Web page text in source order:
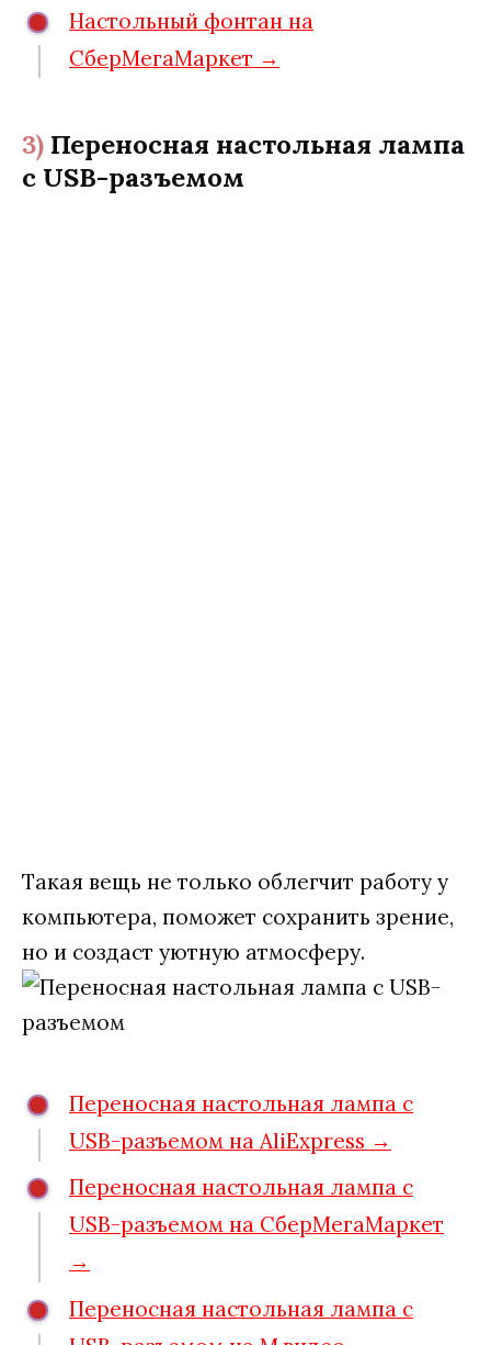
Настольный фонтан на
СберМегаМаркет →
3) Переносная настольная лампа
с USB-разъемом
Такая вещь не только облегчит работу у
компьютера, поможет сохранить зрение,
но и создаст уютную атмосферу.
Переносная настольная лампа с
USB-разъемом на AliExpress →
Переносная настольная лампа с
USB-разъемом на СберМегаМаркет
→
Переносная настольная лампа с